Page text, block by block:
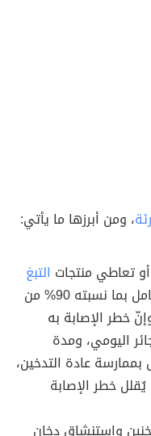
، ومن أبرزها ما يأتي:
التبغ
بشكل أو بآخر؛ إذ يتسبب هذا العامل بما نسبته 90% من
خطر الإصابة به
اليومي، ومدة
عادة التدخين،
خطر الإصابة
واستنشاق دخان